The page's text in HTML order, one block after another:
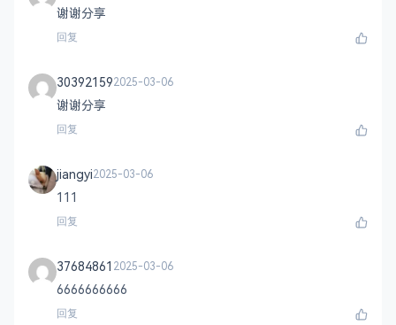
谢谢分享
回复
303921592025-03-06
谢谢分享
回复
jiangyi2025-03-06
111
回复
37684861 2025-03-06
6666666666
回复